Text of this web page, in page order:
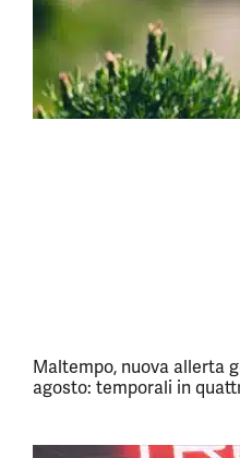
Maltempo, nuova allerta
agosto: temporali in